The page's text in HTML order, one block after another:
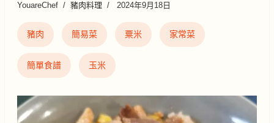
YouareChef 豬肉料理 2024年9月18日
豬肉 簡易菜 粟米 家常菜
簡單食譜 玉米